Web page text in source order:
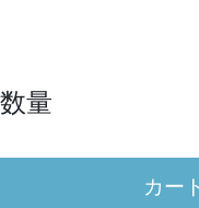
数量